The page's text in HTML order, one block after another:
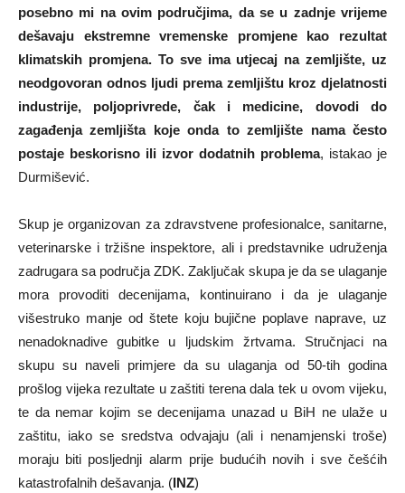
posebno mi na ovim područjima, da se u zadnje vrijeme
dešavaju ekstremne vremenske promjene kao rezultat
klimatskih promjena. To sve ima utjecaj na zemljište, uz
neodgovoran odnos ljudi prema zemljištu kroz djelatnosti
industrije, poljoprivrede, čak i medicine, dovodi do
zagađenja zemljišta koje onda to zemljište nama često
postaje beskorisno ili izvor dodatnih problema, istakao je
Durmišević.
Skup je organizovan za zdravstvene profesionalce, sanitarne,
veterinarske i tržišne inspektore, ali i predstavnike udruženja
zadrugara sa područja ZDK. Zaključak skupa je da se ulaganje
mora provoditi decenijama, kontinuirano i da je ulaganje
višestruko manje od štete koju bujične poplave naprave, uz
nenadoknadive gubitke u ljudskim žrtvama. Stručnjaci na
skupu su naveli primjere da su ulaganja od 50-tih godina
prošlog vijeka rezultate u zaštiti terena dala tek u ovom vijeku,
te da nemar kojim se decenijama unazad u BiH ne ulaže u
zaštitu, iako se sredstva odvajaju (ali i nenamjenski troše)
moraju biti posljednji alarm prije budućih novih i sve češćih
katastrofalnih dešavanja. (INZ)